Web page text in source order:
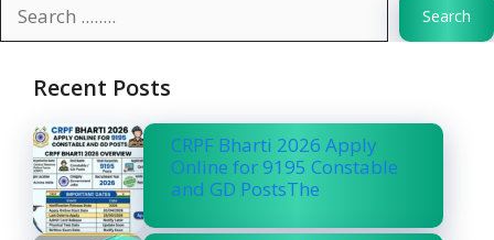
Search
Recent Posts
CRPF Bharti 2026 Apply
Online for 9195 Constable
and GD PostsThe